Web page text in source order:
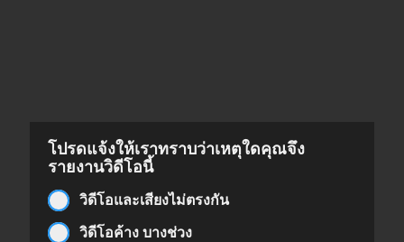
โปรดแจ้งให้เราทราบว่าเหตุใดคุณจึง
รายงานวิดีโอนี้
วิดีโอและเสียงไม่ตรงกัน
วิดีโอค้าง บางช่วง